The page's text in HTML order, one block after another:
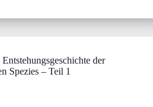
der
Spezies – Teil 1